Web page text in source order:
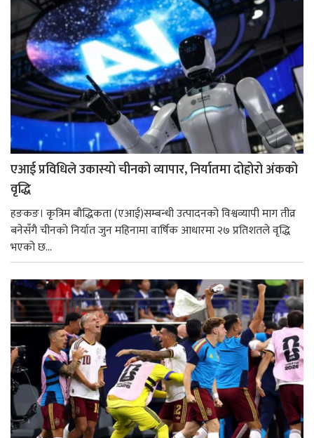
एआई प्रविधिले उकास्यो चीनको व्यापार, निर्यातमा दोहोरो अंकको
वृद्धि
हङकङ। कृत्रिम बौद्धिकता (एआई)सम्बन्धी उत्पादनको विश्वव्यापी माग तीव्र
बनेसँगै चीनको निर्यात जुन महिनामा वार्षिक आधारमा २७ प्रतिशतले वृद्धि
भएको छ...